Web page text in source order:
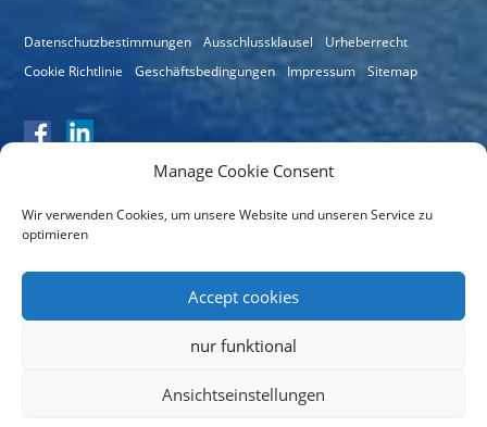
Manage Cookie Consent
Wir verwenden Cookies, um unsere Website und unseren Service zu
optimieren
Accept cookies
nur funktional
Ansichtseinstellungen
Datenschutzbestimmungen Ausschlussklausel
Urheberrecht
Cookie Richtlinie
Geschäftsbedingungen Impressum Sitemap